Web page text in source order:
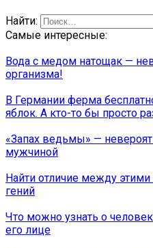
Найти:
Самые интересные:
Вода с медом натощак —
организма!
В Германии ферма
яблок. А кто-то бы просто
«Запах ведьмы» —
мужчиной
Найти отличие между
гений
Что можно узнать о
его лице